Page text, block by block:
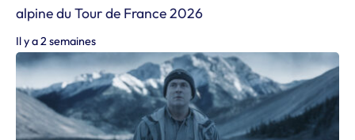
alpine du Tour de France 2026
Il y a 2 semaines